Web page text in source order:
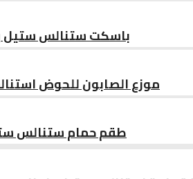
باسكت ستنالس ستيل
موزع الصابون للحوض
طقم حمام ستنالس